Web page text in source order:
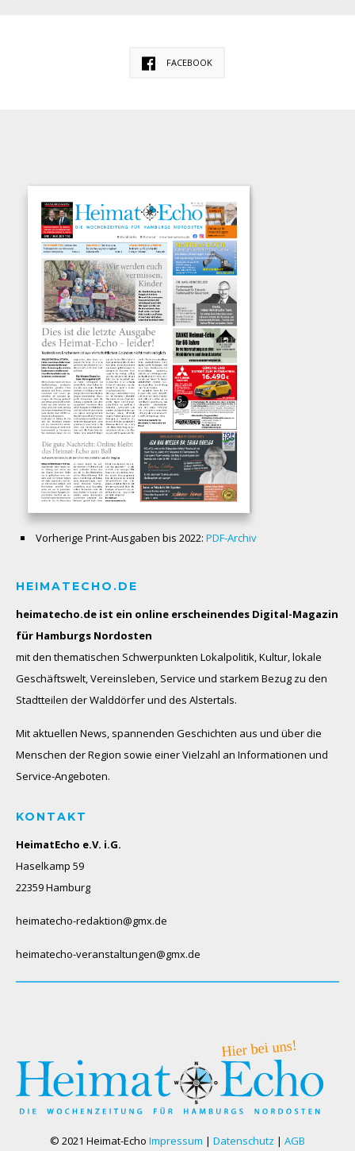
FACEBOOK
Vorherige Print-Ausgaben bis 2022: PDF-Archiv
HEIMATECHO.DE
heimatecho.de ist ein online erscheinendes Digital-Magazin
für Hamburgs Nordosten
mit den thematischen Schwerpunkten Lokalpolitik, Kultur, lokale
Geschäftswelt, Vereinsleben, Service und starkem Bezug zu den
Stadtteilen der Walddörfer und des Alstertals.
Mit aktuellen News, spannenden Geschichten aus und über die
Menschen der Region sowie einer Vielzahl an Informationen und
Service-Angeboten.
KONTAKT
HeimatEcho e.V. i.G.
Haselkamp 59
22359 Hamburg
heimatecho-redaktion@gmx.de
heimatecho-veranstaltungen@gmx.de
© 2021 Heimat-Echo Impressum | Datenschutz | AGB